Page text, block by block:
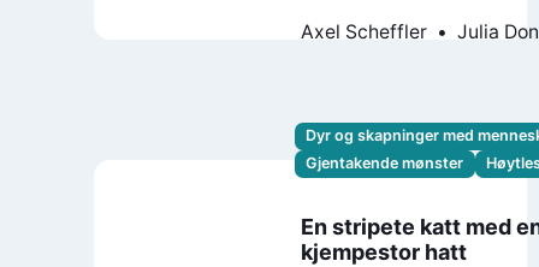
Axel Scheffler Julia
Dyr og skapninger med
Gjentakende mønster
En stripete katt med
kjempestor hatt